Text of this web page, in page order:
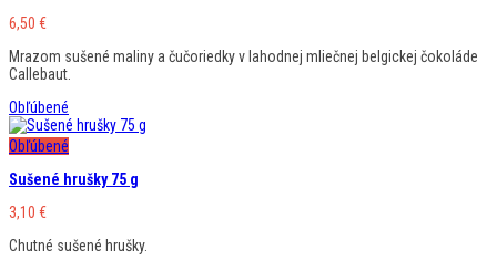
6,50 €
Mrazom sušené maliny a čučoriedky v lahodnej mliečnej belgickej čokoláde
Callebaut.
Obľúbené
Obľúbené
Sušené hrušky 75 g
3,10 €
Chutné sušené hrušky.